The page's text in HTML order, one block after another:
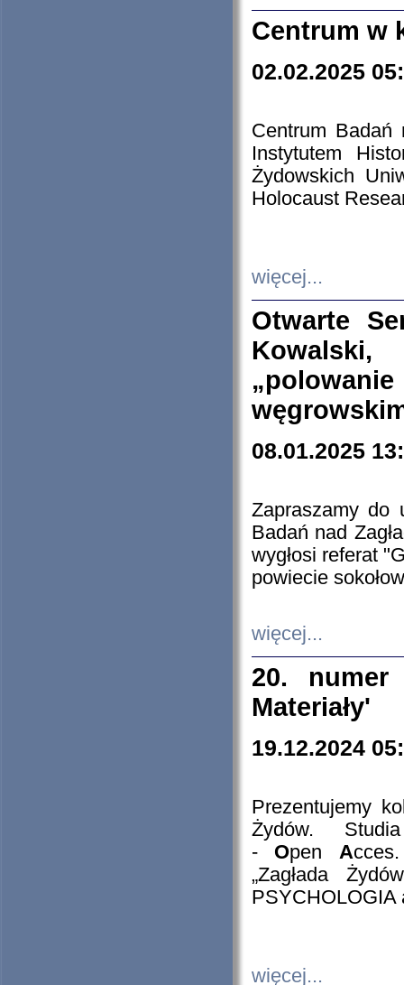
Centrum w
02.02.2025
Centrum Badań
Instytutem
Żydowskich
Holocaust
więcej...
Otwarte
08.01.2025
Zapraszamy do
Badań nad
wygłosi referat
powiecie
więcej...
20. numer
Materiały'
19.12.2024
Prezentujemy
Żydów.
- Open A
„Zagłada
PSYCHOLOGIA
więcej...